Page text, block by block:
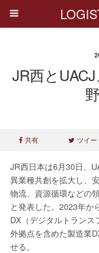
JR西と
共有 ツイー
JR西日本は6月30日、
異業種共創を拡大し、
物流、資源循環などの
と発表した。2023年か
DX（デジタルトラン
外拠点を含めた製造業
せる。